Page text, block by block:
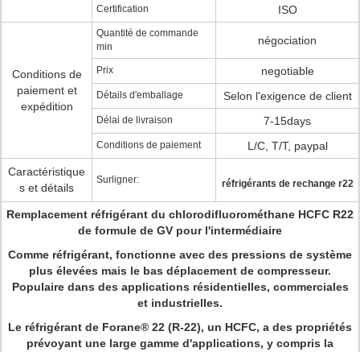
Certification ISO
Conditions de
paiement et
expédition
Quantité de commande
min
négociation
Prix negotiable
Détails d'emballage Selon l'exigence de client
Délai de livraison 7-15days
Conditions de paiement
L/C, T/T, paypal
Caractéristique
s et détails
Surligner: réfrigérants de rechange r22
Remplacement réfrigérant du chlorodifluorométhane HCFC R22
de formule de GV pour l'intermédiaire
Comme réfrigérant, fonctionne avec des pressions de système
plus élevées mais le bas déplacement de compresseur.
Populaire dans des applications résidentielles, commerciales
et industrielles.
Le réfrigérant de Forane® 22 (R-22), un HCFC, a des propriétés
prévoyant une large gamme d'applications, y compris la